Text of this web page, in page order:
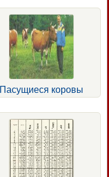
Пасущиеся коровы